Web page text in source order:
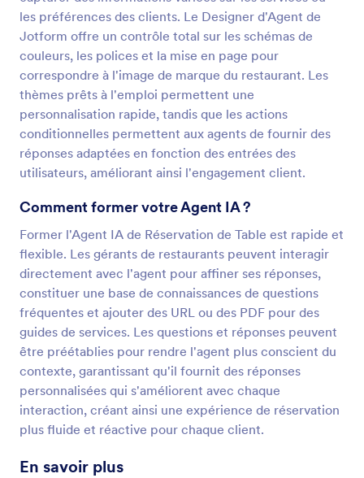
les préférences des clients. Le Designer d'Agent de
Jotform offre un contrôle total sur les schémas de
couleurs, les polices et la mise en page pour
correspondre à l'image de marque du restaurant. Les
thèmes prêts à l'emploi permettent une
personnalisation rapide, tandis que les actions
conditionnelles permettent aux agents de fournir des
réponses adaptées en fonction des entrées des
utilisateurs, améliorant ainsi l'engagement client.
Comment former votre Agent IA ?
Former l'Agent IA de Réservation de Table est rapide et
flexible. Les gérants de restaurants peuvent interagir
directement avec l'agent pour affiner ses réponses,
constituer une base de connaissances de questions
fréquentes et ajouter des URL ou des PDF pour des
guides de services. Les questions et réponses peuvent
être préétablies pour rendre l'agent plus conscient du
contexte, garantissant qu'il fournit des réponses
personnalisées qui s'améliorent avec chaque
interaction, créant ainsi une expérience de réservation
plus fluide et réactive pour chaque client.
En savoir plus